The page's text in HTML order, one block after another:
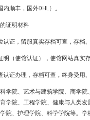
顺丰，国外DHL）。
证明材料
认证，留服真实存档可查，存档。
明（使馆认证），使馆网站真实存
认证办理，存档可查，终身受用。
学院、艺术与建筑学院、商学院
学院、工程学院、健康与人类发
院、护理学院、科学学院等。学